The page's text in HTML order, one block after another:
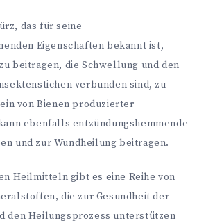
das für seine
Eigenschaften bekannt ist,
beitragen, die Schwellung und den
verbunden sind, zu
von Bienen produzierter
ebenfalls entzündungshemmende
und zur Wundheilung beitragen.
Heilmitteln gibt es eine Reihe von
die zur Gesundheit der
den Heilungsprozess unterstützen